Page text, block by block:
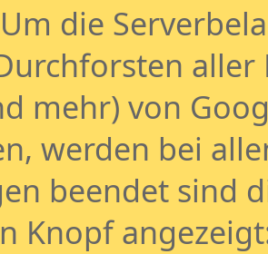
die
aller
mehr) von
werden bei
beendet sind
Knopf